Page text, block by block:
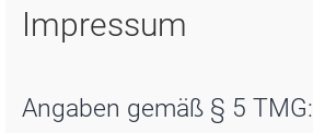
Impressum
Angaben gemäß § 5 TMG: